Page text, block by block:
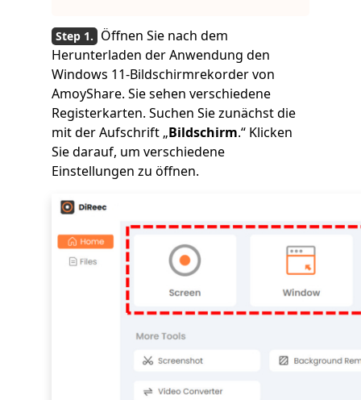
Öffnen Sie nach dem
Herunterladen der Anwendung den
Windows 11-Bildschirmrekorder von
AmoyShare. Sie sehen verschiedene
Registerkarten. Suchen Sie zunächst die
mit der Aufschrift „Bildschirm.“ Klicken
Sie darauf, um verschiedene
Einstellungen zu öffnen.